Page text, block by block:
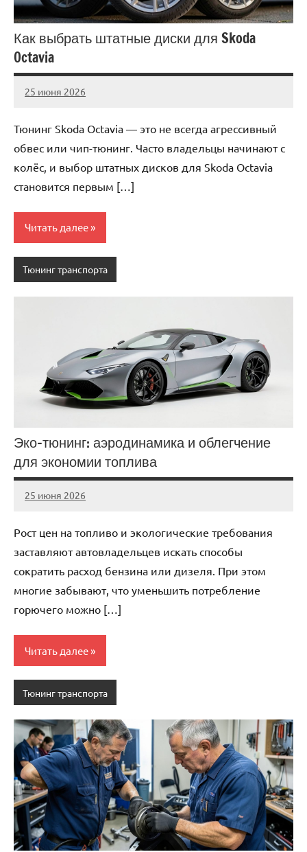
Как выбрать штатные диски для Skoda
Octavia
25 июня 2026
auto_motorss
Нет
Тюнинг Skoda Octavia — это не всегда агрессивный
обвес или чип-тюнинг. Часто владельцы начинают с
колёс, и выбор штатных дисков для Skoda Octavia
становится первым […]
Читать далее
Тюнинг транспорта
Эко-тюнинг: аэродинамика и облегчение
для экономии топлива
25 июня 2026
auto_motorss
Нет
Рост цен на топливо и экологические требования
заставляют автовладельцев искать способы
сократить расход бензина или дизеля. При этом
многие забывают, что уменьшить потребление
горючего можно […]
Читать далее
Тюнинг транспорта